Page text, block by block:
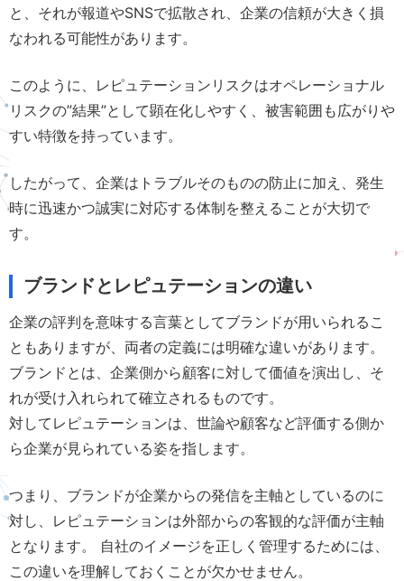
と、それが報道やSNSで拡散され、企業の信頼が大きく損
なわれる可能性があります。
このように、レピュテーションリスクはオペレーショナル
リスクの”結果”として顕在化しやすく、被害範囲も広がりや
すい特徴を持っています。
したがって、企業はトラブルそのものの防止に加え、発生
時に迅速かつ誠実に対応する体制を整えることが大切で
す。
ブランドとレピュテーションの違い
企業の評判を意味する言葉としてブランドが用いられるこ
ともありますが、両者の定義には明確な違いがあります。
ブランドとは、企業側から顧客に対して価値を演出し、そ
れが受け入れられて確立されるものです。
対してレピュテーションは、世論や顧客など評価する側か
ら企業が見られている姿を指します。
つまり、ブランドが企業からの発信を主軸としているのに
対し、レピュテーションは外部からの客観的な評価が主軸
となります。 自社のイメージを正しく管理するためには、
この違いを理解しておくことが欠かせません。